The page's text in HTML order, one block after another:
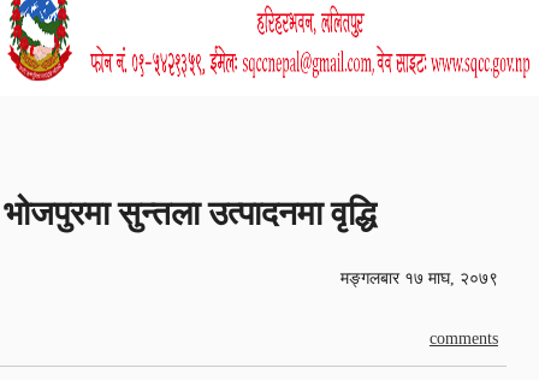
भोजपुरमा सुन्तला उत्पादनमा वृद्धि
मङ्गलबार १७ माघ, २०७९
comments